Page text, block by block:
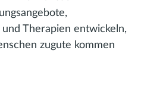
Therapien entwickeln,
zugute kommen